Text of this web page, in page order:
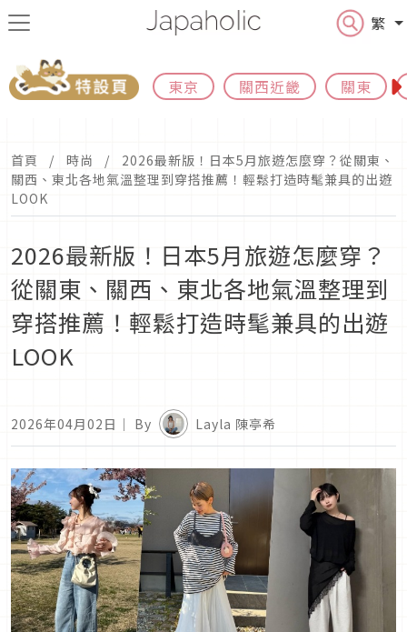
繁
東京 關西近畿 關東
首頁 時尚
2026最新版！日本5月旅遊怎麼穿？從關東、
關西、東北各地氣溫整理到穿搭推薦！輕鬆打造時髦兼具的出遊
LOOK
2026最新版！日本5月旅遊怎麼穿？
從關東、關西、東北各地氣溫整理到
穿搭推薦！輕鬆打造時髦兼具的出遊
LOOK
2026年04月02日 ｜ By Layla 陳亭希